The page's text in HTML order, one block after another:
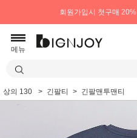
회원가입시 첫구매 20%
메뉴
상의 130 긴팔티 긴팔맨투맨티